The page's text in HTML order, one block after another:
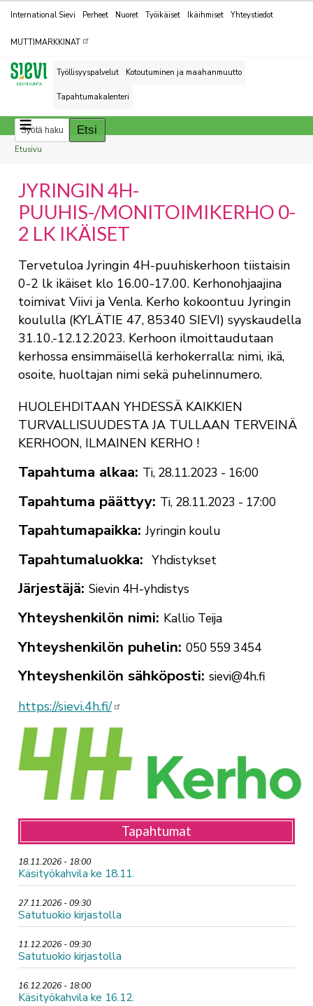
Kohderyhmät
International Sievi Perheet Nuoret Työikäiset Ikäihmiset Yhteystiedot
MUTTIMARKKINAT
Työllisyyspalvelut Kotoutuminen ja maahanmuutto
Tapahtumakalenteri
Breadcrumbs
You
here:
Etusivu
JYRINGIN 4H-
PUUHIS-/MONITOIMIKERHO 0-
2 LK IKÄISET
Tervetuloa Jyringin 4H-puuhiskerhoon tiistaisin
0-2 lk ikäiset klo 16.00-17.00. Kerhonohjaajina
toimivat Viivi ja Venla. Kerho kokoontuu Jyringin
koululla (KYLÄTIE 47, 85340 SIEVI) syyskaudella
31.10.-12.12.2023. Kerhoon ilmoittaudutaan
kerhossa ensimmäisellä kerhokerralla: nimi, ikä,
osoite, huoltajan nimi sekä puhelinnumero.
HUOLEHDITAAN YHDESSÄ KAIKKIEN
TURVALLISUUDESTA JA TULLAAN TERVEINÄ
KERHOON, ILMAINEN KERHO !
Tapahtuma alkaa Ti, 28.11.2023 - 16:00
Tapahtuma päättyy Ti, 28.11.2023 - 17:00
Tapahtumapaikka Jyringin koulu
Tapahtumaluokka Yhdistykset
Järjestäjä Sievin 4H-yhdistys
Yhteyshenkilön nimi Kallio Teija
Yhteyshenkilön puhelin 050 559 3454
Yhteyshenkilön sähköposti sievi@4h.fi
https://sievi.4h.fi/
Tapahtumat
18.11.2026 - 18:00
Käsityökahvila ke 18.11.
27.11.2026 - 09:30
Satutuokio kirjastolla
11.12.2026 - 09:30
Satutuokio kirjastolla
16.12.2026 - 18:00
Käsityökahvila ke 16.12.